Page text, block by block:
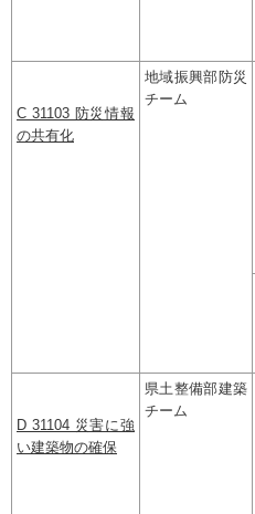
C 31103 防災情報
の共有化
地域振興部防災
チーム
D 31104 災害に強
い建築物の確保
県土整備部建築
チーム